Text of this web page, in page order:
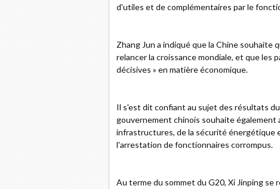
d'utiles et de complémentaires par le
Zhang Jun a indiqué que la Chine
relancer la croissance mondiale, et que les
décisives » en matière économique.
Il s'est dit confiant au sujet des résultats
gouvernement chinois souhaite
infrastructures, de la sécurité énergétique
l'arrestation de fonctionnaires corrompus.
Au terme du sommet du G20, Xi Jinping